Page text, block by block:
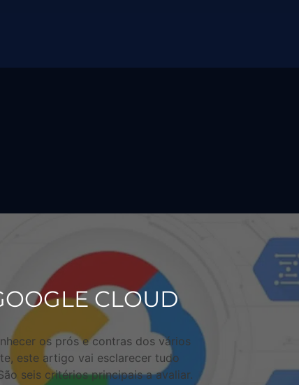
CLOUD
os prós e contras dos vários
este artigo vai esclarecer tudo
seis critérios principais a avaliar.